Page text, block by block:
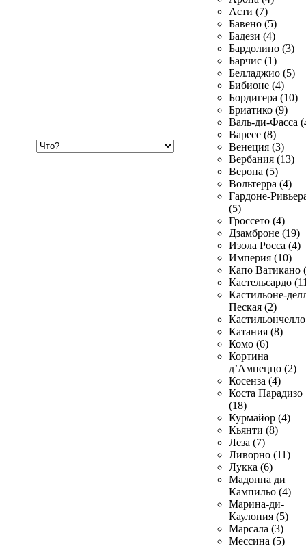
Асти (7)
Бавено (5)
Бадези (4)
Бардолино (3)
Барчис (1)
Белладжио (5)
Бибионе (4)
Бордигера (10)
Бриатико (9)
Валь-ди-Фасса
Варесе (8)
Венеция (3)
Вербания (13)
Верона (5)
Вольтерра (4)
Гардоне-
(5)
Гроссето (4)
Дзамброне (19)
Изола Росса (4)
Империя (10)
Капо Ватикано
Кастельсардо
Кастильоне-
Пеская (2)
Катания (8)
Комо (6)
Кортина
д’Ампеццо (2)
Косенза (4)
Коста Парадизо
(18)
Курмайор (4)
Кьянти (8)
Леза (7)
Ливорно (11)
Лукка (6)
Мадонна ди
Кампильо (4)
Марина-ди-
Каулония (5)
Марсала (3)
Мессина (5)